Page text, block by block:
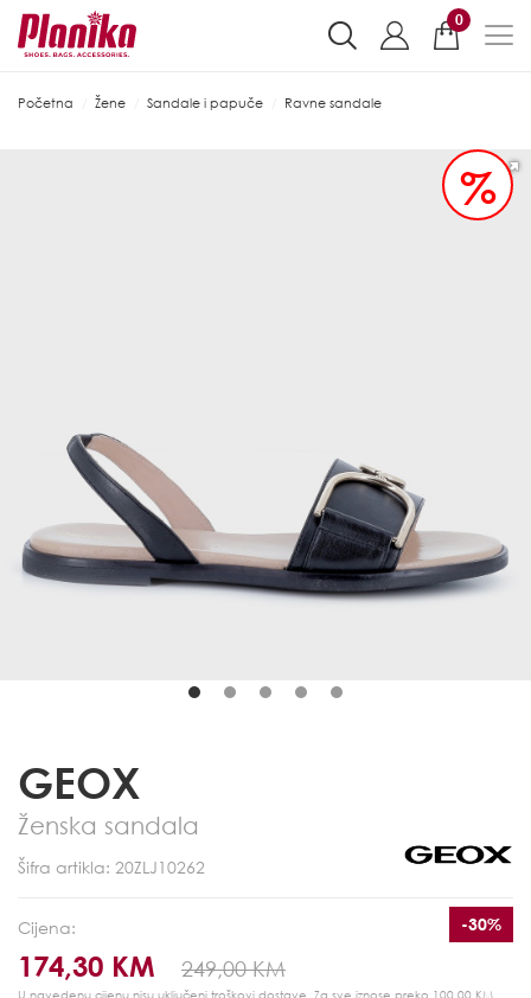
0
Početna Žene Sandale i papuče Ravne sandale
%
GEOX
Ženska sandala
Šifra artikla: 20ZLJ10262
Cijena:
174,30 KM 249,00 KM
-30%
U navedenu cijenu nisu uključeni troškovi dostave. Za sve iznose preko 100,00 KM